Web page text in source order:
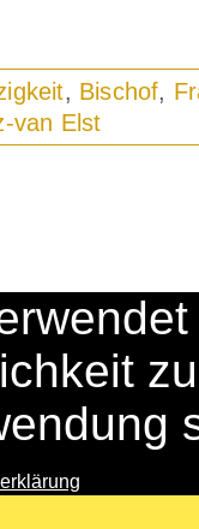
, Bischof,
van Elst